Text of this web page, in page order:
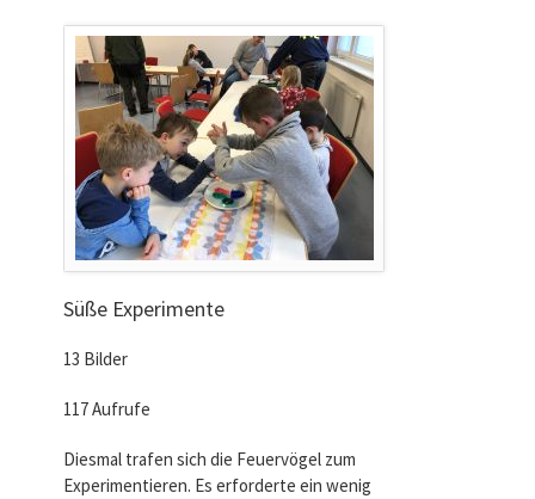
Süße Experimente
13 Bilder
117 Aufrufe
Diesmal trafen sich die Feuervögel zum
Experimentieren. Es erforderte ein wenig